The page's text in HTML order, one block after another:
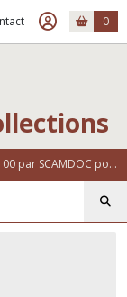
0
Vieille France : Collections sur le Web. Noté 86% sur 100 par SCAMDOC pour notre fiabilité